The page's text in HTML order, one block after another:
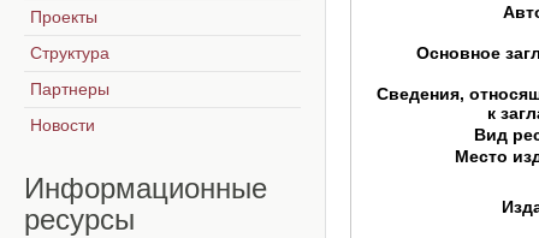
Основное
Сведения,
к
Вид
Место
Проекты
Структура
Партнеры
Новости
Информационные
ресурсы